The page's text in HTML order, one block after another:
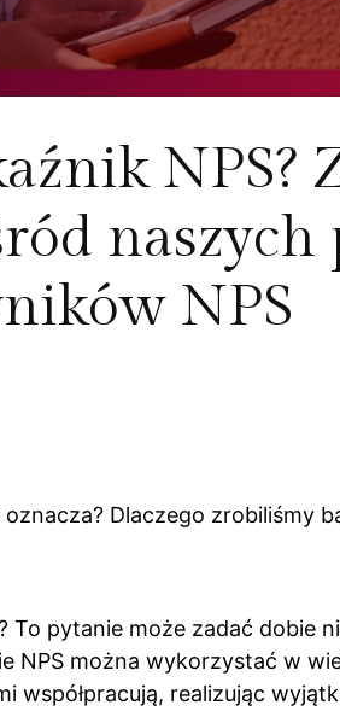
NPS?
NPS
oznacza? Dlaczego zrobiliśmy
To pytanie może zadać
NPS można wykorzystać w
współpracują, realizując